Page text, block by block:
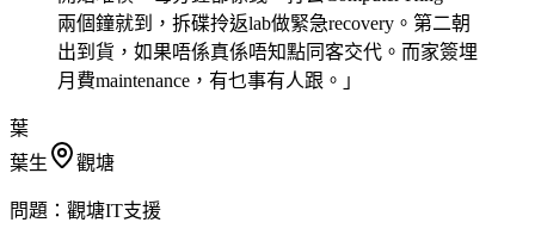
兩個鐘就到，拆碟拎返lab做緊急recovery。第二朝
出到貨，如果唔係真係唔知點同客交代。而家簽埋
月費maintenance，有乜事有人跟。 」
葉
葉生
觀塘
問題： 觀塘IT支援